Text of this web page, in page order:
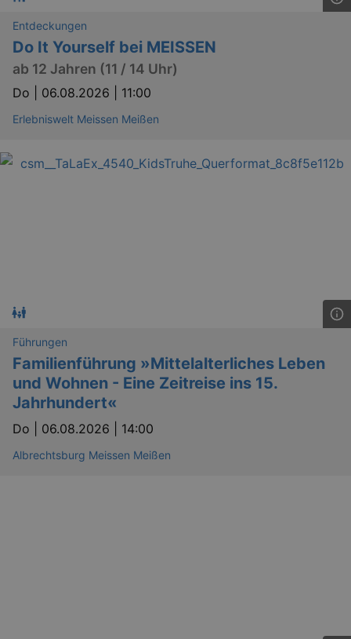
Entdeckungen
Do It Yourself bei MEISSEN
ab 12 Jahren (11 / 14 Uhr)
Do | 06.08.2026 | 11:00
Erlebniswelt Meissen Meißen
Führungen
Familienführung »Mittelalterliches Leben
und Wohnen - Eine Zeitreise ins 15.
Jahrhundert«
Do | 06.08.2026 | 14:00
Albrechtsburg Meissen Meißen